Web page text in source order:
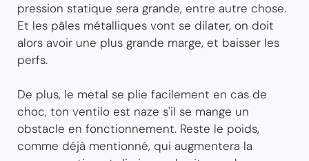
pression statique sera grande, entre autre chose.
Et les pâles métalliques vont se dilater, on doit
alors avoir une plus grande marge, et baisser les
perfs.
De plus, le metal se plie facilement en cas de
choc, ton ventilo est naze s'il se mange un
obstacle en fonctionnement. Reste le poids,
comme déjà mentionné, qui augmentera la